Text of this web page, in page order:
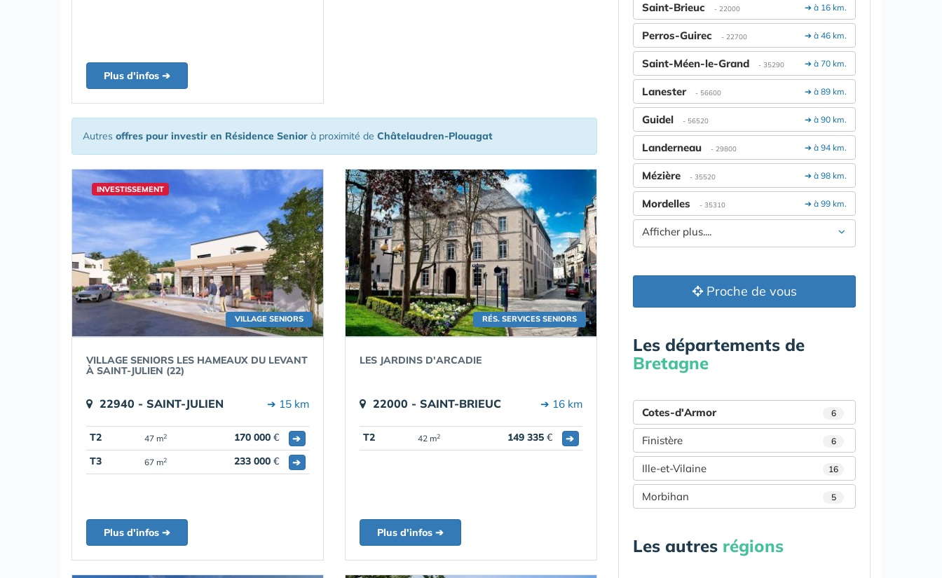
Plus d'infos ➔
Autres offres pour investir en Résidence Senior à proximité de Châtelaudren-Plouagat
VILLAGE SENIORS
INVESTISSEMENT
VILLAGE SENIORS LES HAMEAUX DU LEVANT
À SAINT-JULIEN (22)
22940 - SAINT-JULIEN ➔ 15 km
T2 47 m2 170 000 €
➔
T3
67 m2 233 000 € ➔
Plus d'infos ➔
RÉS. SERVICES SENIORS
LES JARDINS D'ARCADIE
22000 - SAINT-BRIEUC ➔ 16 km
T2 42 m2 149 335 € ➔
Plus d'infos ➔
➔ à 16 km.
Saint-Brieuc - 22000
➔ à 46 km.
Perros-Guirec - 22700
➔ à 70 km.
Saint-Méen-le-Grand - 35290
➔ à 89 km.
Lanester - 56600
➔ à 90 km.
Guidel - 56520
➔ à 94 km.
Landerneau - 29800
➔ à 98 km.
Mézière - 35520
➔ à 99 km.
Mordelles - 35310
Afficher plus....
Proche de vous
Les départements de
Bretagne
Cotes-d'Armor 6
Finistère 6
Ille-et-Vilaine 16
Morbihan 5
Les autres régions